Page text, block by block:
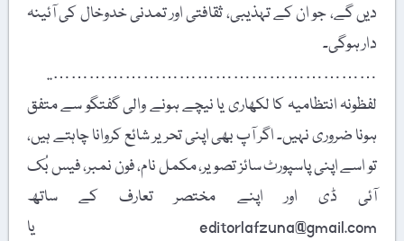
دیں گے، جو ان کے تہذیبی، ثقافتی اور تمدنی خدوخال کی آئینہ
دار ہوگی۔
………………………………………………..
لفظونہ انتظامیہ کا لکھاری یا نیچے ہونے والی گفتگو سے متفق
ہونا ضروری نہیں۔ اگر آپ بھی اپنی تحریر شائع کروانا چاہتے ہیں،
تو اسے اپنی پاسپورٹ سائز تصویر، مکمل نام، فون نمبر، فیس بُک
آئی ڈی اور اپنے مختصر تعارف کے ساتھ
editorlafzuna@gmail.com یا